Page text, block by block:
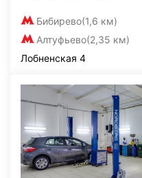
Бибирево(1,6 км)
Алтуфьево(2,35 км)
Лобненская 4